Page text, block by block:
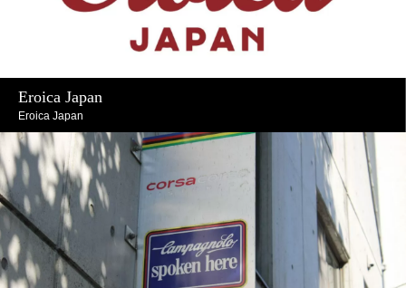
Eroica Japan
Eroica Japan